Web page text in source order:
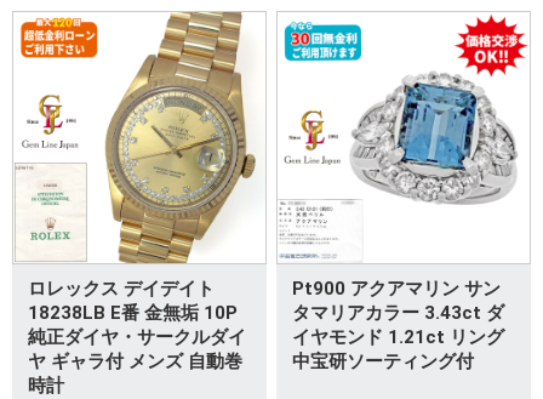
ロレックス デイデイト
18238LB E番 金無垢 10P
純正ダイヤ・サークルダイ
ヤ ギャラ付 メンズ 自動巻
時計
Pt900 アクアマリン サン
タマリアカラー 3.43ct ダ
イヤモンド 1.21ct リング
中宝研ソーティング付